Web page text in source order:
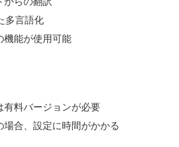
多言語化
機能が使用可能
有料バージョンが必要
場合、設定に時間がかかる